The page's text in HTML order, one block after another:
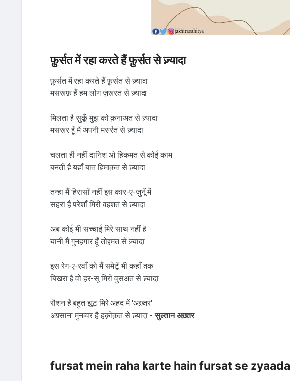
फ़ुर्सत में रहा करते हैं फ़ुर्सत से ज़्यादा
फ़ुर्सत में रहा करते हैं फ़ुर्सत से ज़्यादा
मसरूफ़ हैं हम लोग ज़रूरत से ज़्यादा
मिलता है सुकूँ मुझ को क़नाअत से ज़्यादा
मसरूर हूँ मैं अपनी मसर्रत से ज़्यादा
चलता ही नहीं दानिश ओ हिकमत से कोई काम
बनती है यहाँ बात हिमाक़त से ज़्यादा
तन्हा मैं हिरासाँ नहीं इस कार-ए-जुनूँ में
सहरा है परेशाँ मिरी वहशत से ज़्यादा
अब कोई भी सच्चाई मिरे साथ नहीं है
यानी मैं गुनहगार हूँ तोहमत से ज़्यादा
इस रेग-ए-रवाँ को मैं समेटूँ भी कहाँ तक
बिखरा है वो हर-सू मिरी वुसअत से ज़्यादा
रौशन है बहुत झूट मिरे अहद में 'अख़्तर'
अफ़्साना मुनव्वर है हक़ीक़त से ज़्यादा -सुल्तान अख़्तर
fursat mein raha karte hain fursat se zyaada